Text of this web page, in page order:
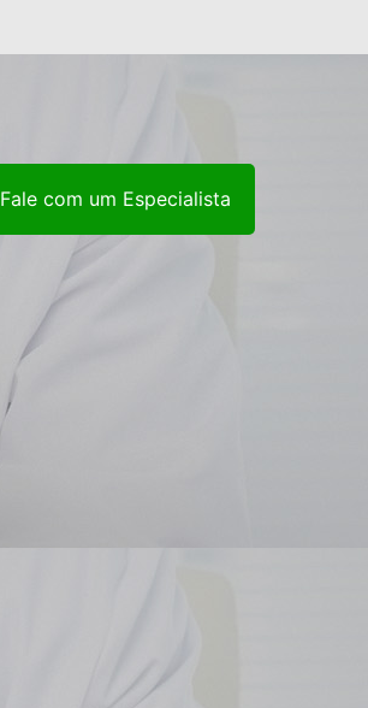
Fale com um Especialista